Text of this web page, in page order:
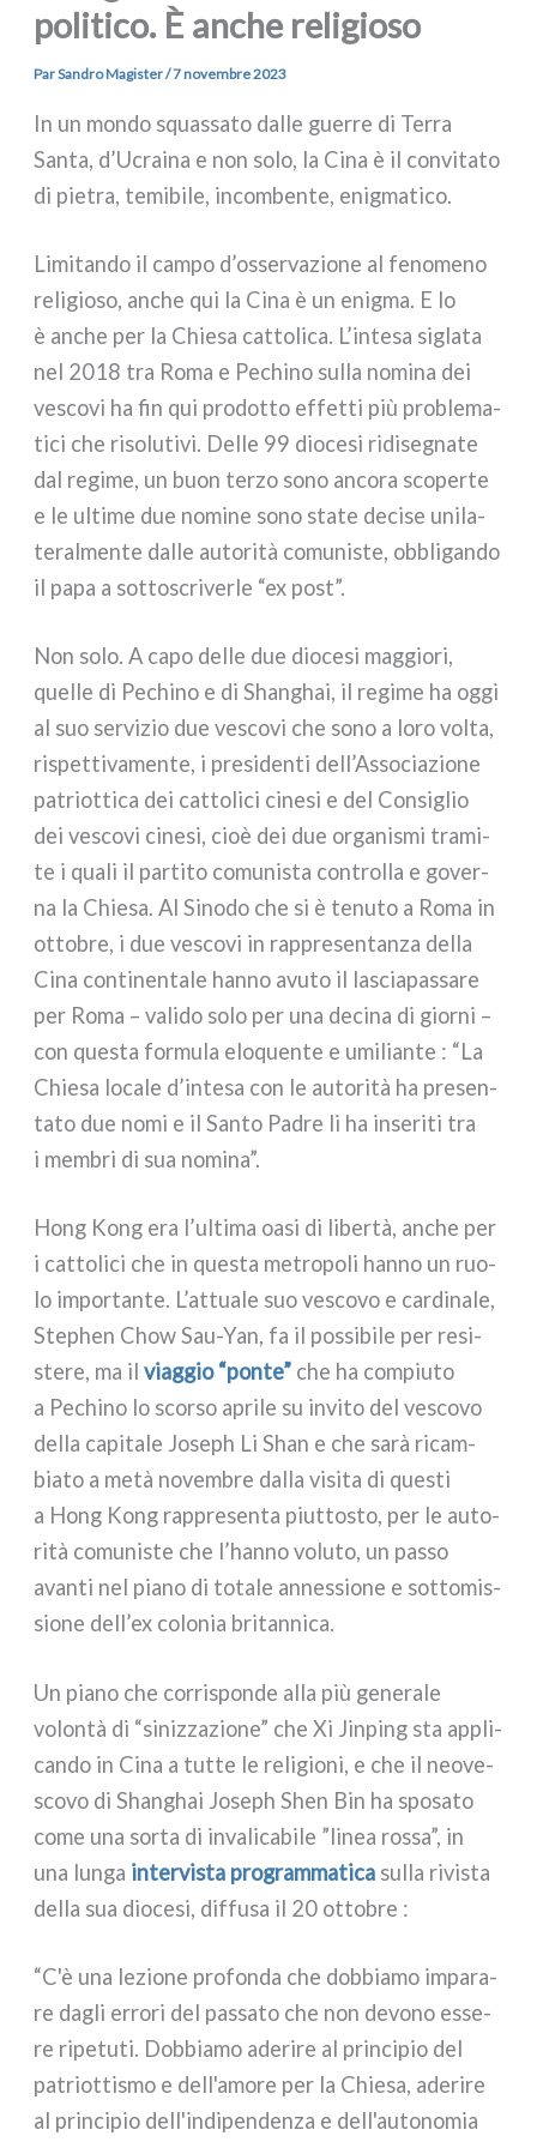
politico. È anche religioso
ParSandro Magister/7 novembre 2023
In un mon­do squas­sa­to dal­le guer­re di Terra
Santa, d’Ucraina e non solo, la Cina è il con­vi­ta­to
di pie­tra, temi­bi­le, incom­ben­te, enig­ma­ti­co.
Limitando il cam­po d’osservazione al feno­me­no
reli­gio­so, anche qui la Cina è un enig­ma. E lo
è anche per la Chiesa cat­to­li­ca. L’intesa sigla­ta
nel 2018 tra Roma e Pechino sul­la nomi­na dei
vesco­vi ha fin qui pro­dot­to effet­ti più pro­ble­ma­
ti­ci che riso­lu­ti­vi. Delle 99 dio­ce­si ridi­se­gna­te
dal regi­me, un buon ter­zo sono anco­ra sco­per­te
e le ulti­me due nomi­ne sono sta­te deci­se uni­la­
te­ral­men­te dal­le auto­ri­tà comu­ni­ste, obbli­gan­do
il papa a sot­to­scri­ver­le “ex post”.
Non solo. A capo del­le due dio­ce­si mag­gio­ri,
quel­le di Pechino e di Shanghai, il regi­me ha oggi
al suo ser­vi­zio due vesco­vi che sono a loro vol­ta,
rispet­ti­va­men­te, i pre­si­den­ti dell’Associazione
patriot­ti­ca dei cat­to­li­ci cine­si e del Consiglio
dei vesco­vi cine­si, cioè dei due orga­ni­smi tra­mi­
te i qua­li il par­ti­to comu­ni­sta con­trol­la e gover­
na la Chiesa. Al Sinodo che si è tenu­to a Roma in
otto­bre, i due vesco­vi in rap­pre­sen­tan­za del­la
Cina con­ti­nen­ta­le han­no avu­to il lascia­pas­sa­re
per Roma – vali­do solo per una deci­na di gior­ni –
con que­sta for­mu­la elo­quen­te e umi­lian­te : “La
Chiesa loca­le d’intesa con le auto­ri­tà ha pre­sen­
ta­to due nomi e il Santo Padre li ha inse­ri­ti tra
i mem­bri di sua nomi­na”.
Hong Kong era l’ultima oasi di liber­tà, anche per
i cat­to­li­ci che in que­sta metro­po­li han­no un ruo­
lo impor­tan­te. L’attuale suo vesco­vo e car­di­na­le,
Stephen Chow Sau-Yan, fa il pos­si­bi­le per resi­
ste­re, ma ilviag­gio “pon­te” che ha com­piu­to
a Pechino lo scor­so apri­le su invi­to del vesco­vo
del­la capi­ta­le Joseph Li Shan e che sarà ricam­
bia­to a metà novem­bre dal­la visi­ta di que­sti
a Hong Kong rap­pre­sen­ta piut­to­sto, per le auto­
ri­tà comu­ni­ste che l’hanno volu­to, un pas­so
avan­ti nel pia­no di tota­le annes­sio­ne e sot­to­mis­
sio­ne dell’ex colo­nia bri­tan­ni­ca.
Un pia­no che cor­ri­spon­de alla più gene­ra­le
volon­tà di “siniz­za­zio­ne” che Xi Jinping sta appli­
can­do in Cina a tut­te le reli­gio­ni, e che il neo­ve­
sco­vo di Shanghai Joseph Shen Bin ha spo­sa­to
come una sor­ta di inva­li­ca­bi­le ”linea ros­sa”, in
una lun­ga inter­vi­sta pro­gram­ma­ti­ca sul­la rivi­sta
del­la sua dio­ce­si, dif­fu­sa il 20 otto­bre :
“C'è una lezio­ne pro­fon­da che dob­bia­mo impa­ra­
re dagli erro­ri del pas­sa­to che non devo­no esse­
re ripe­tu­ti. Dobbiamo ade­ri­re al prin­ci­pio del
patriot­ti­smo e dell'amore per la Chiesa, ade­ri­re
al prin­ci­pio dell'indipendenza e dell'autonomia